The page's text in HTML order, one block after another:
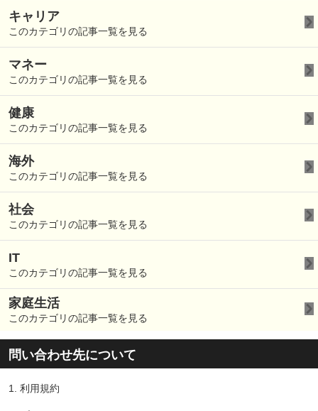
キャリア
このカテゴリの記事一覧を見る
マネー
このカテゴリの記事一覧を見る
健康
このカテゴリの記事一覧を見る
海外
このカテゴリの記事一覧を見る
社会
このカテゴリの記事一覧を見る
IT
このカテゴリの記事一覧を見る
家庭生活
このカテゴリの記事一覧を見る
問い合わせ先について
1. 利用規約